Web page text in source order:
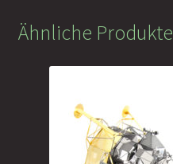
Ähnliche Produkte